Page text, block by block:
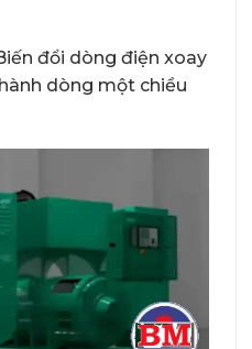
đổi dòng điện xoay
dòng một chiều